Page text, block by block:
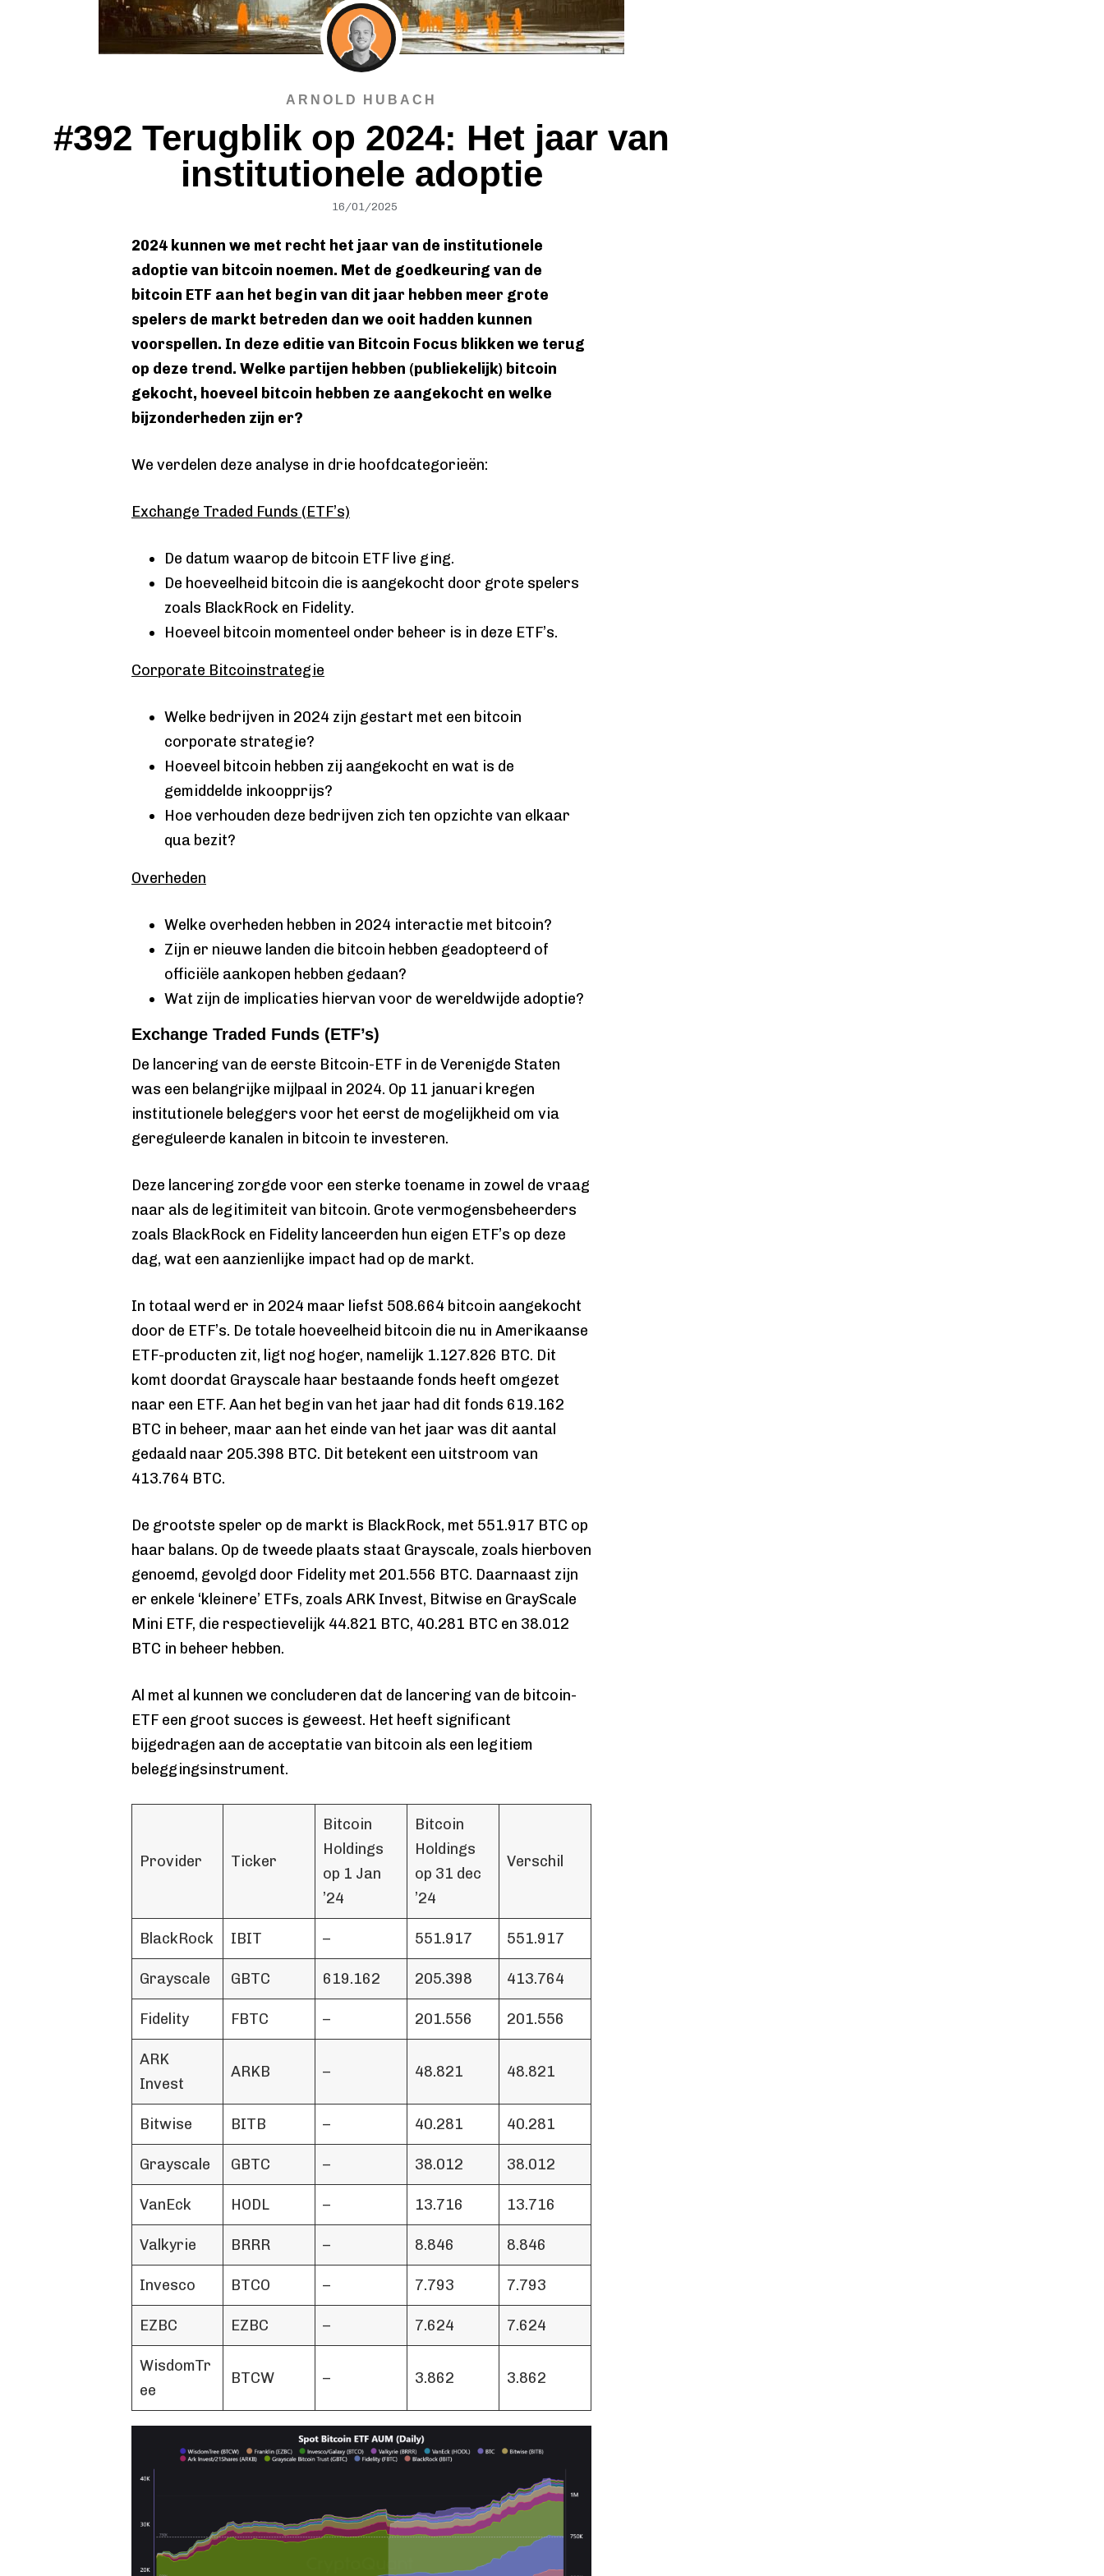
ARNOLD HUBACH
#392 Terugblik op 2024: Het jaar van
institutionele adoptie
16/01/2025
2024 kunnen we met recht het jaar van de institutionele
adoptie van bitcoin noemen. Met de goedkeuring van de
bitcoin ETF aan het begin van dit jaar hebben meer grote
spelers de markt betreden dan we ooit hadden kunnen
voorspellen. In deze editie van Bitcoin Focus blikken we terug
op deze trend. Welke partijen hebben (publiekelijk) bitcoin
gekocht, hoeveel bitcoin hebben ze aangekocht en welke
bijzonderheden zijn er?
We verdelen deze analyse in drie hoofdcategorieën:
Exchange Traded Funds (ETF’s)
De datum waarop de bitcoin ETF live ging.
De hoeveelheid bitcoin die is aangekocht door grote spelers
zoals BlackRock en Fidelity.
Hoeveel bitcoin momenteel onder beheer is in deze ETF’s.
Corporate Bitcoinstrategie
Welke bedrijven in 2024 zijn gestart met een bitcoin
corporate strategie?
Hoeveel bitcoin hebben zij aangekocht en wat is de
gemiddelde inkoopprijs?
Hoe verhouden deze bedrijven zich ten opzichte van elkaar
qua bezit?
Overheden
Welke overheden hebben in 2024 interactie met bitcoin?
Zijn er nieuwe landen die bitcoin hebben geadopteerd of
officiële aankopen hebben gedaan?
Wat zijn de implicaties hiervan voor de wereldwijde adoptie?
Exchange Traded Funds (ETF’s)
De lancering van de eerste Bitcoin-ETF in de Verenigde Staten
was een belangrijke mijlpaal in 2024. Op 11 januari kregen
institutionele beleggers voor het eerst de mogelijkheid om via
gereguleerde kanalen in bitcoin te investeren.
Deze lancering zorgde voor een sterke toename in zowel de vraag
naar als de legitimiteit van bitcoin. Grote vermogensbeheerders
zoals BlackRock en Fidelity lanceerden hun eigen ETF’s op deze
dag, wat een aanzienlijke impact had op de markt.
In totaal werd er in 2024 maar liefst 508.664 bitcoin aangekocht
door de ETF’s. De totale hoeveelheid bitcoin die nu in Amerikaanse
ETF-producten zit, ligt nog hoger, namelijk 1.127.826 BTC. Dit
komt doordat Grayscale haar bestaande fonds heeft omgezet
naar een ETF. Aan het begin van het jaar had dit fonds 619.162
BTC in beheer, maar aan het einde van het jaar was dit aantal
gedaald naar 205.398 BTC. Dit betekent een uitstroom van
413.764 BTC.
De grootste speler op de markt is BlackRock, met 551.917 BTC op
haar balans. Op de tweede plaats staat Grayscale, zoals hierboven
genoemd, gevolgd door Fidelity met 201.556 BTC. Daarnaast zijn
er enkele ‘kleinere’ ETFs, zoals ARK Invest, Bitwise en GrayScale
Mini ETF, die respectievelijk 44.821 BTC, 40.281 BTC en 38.012
BTC in beheer hebben.
Al met al kunnen we concluderen dat de lancering van de bitcoin-
ETF een groot succes is geweest. Het heeft significant
bijgedragen aan de acceptatie van bitcoin als een legitiem
beleggingsinstrument.
Provider Ticker
Bitcoin
Holdings
op 1 Jan
’24
Bitcoin
Holdings
op 31 dec
’24
Verschil
BlackRock IBIT – 551.917 551.917
Grayscale GBTC 619.162 205.398 413.764
Fidelity FBTC – 201.556 201.556
ARK
Invest
ARKB – 48.821 48.821
Bitwise BITB – 40.281 40.281
Grayscale GBTC – 38.012 38.012
VanEck HODL – 13.716 13.716
Valkyrie BRRR – 8.846 8.846
Invesco BTCO – 7.793 7.793
EZBC EZBC – 7.624 7.624
WisdomTr
ee
BTCW – 3.862 3.862